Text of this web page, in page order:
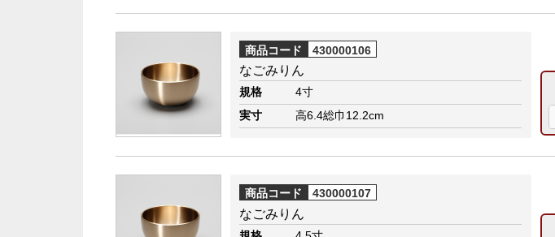
商品コード 430000106
なごみりん
規格
4寸
実寸
高6.4総巾12.2cm
商品コード 430000107
なごみりん